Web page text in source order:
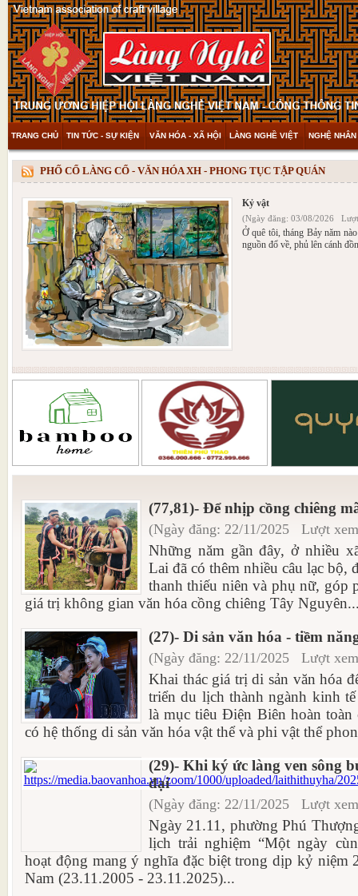
TRANG CHỦ TIN TỨC - SỰ KIỆN VĂN HÓA - XÃ HỘI LÀNG NGHỀ VIỆT NGHỆ
THAM KHẢO & KHÁM PHÁ VIDEO
PHỐ CỔ LÀNG CỔ - VĂN HÓA XH - PHONG TỤC TẬP QUÁN
Kỷ vật
(Ngày đăng: 03/08/2026
Ở quê tôi, tháng Bảy năm
nguồn đổ về, phủ lên cánh
(77,81)- Để nhịp cồng chiêng
(Ngày đăng: 22/11/2025 Lượt
Những năm gần đây, ở nhiều
Lai đã có thêm nhiều câu lạc bộ,
thanh thiếu niên và phụ nữ, góp
giá trị không gian văn hóa cồng chiêng Tây
(27)- Di sản văn hóa - tiềm
(Ngày đăng: 22/11/2025 Lượt
Khai thác giá trị di sản văn hóa
triển du lịch thành ngành kinh
là mục tiêu Điện Biên hoàn
có hệ thống di sản văn hóa vật thể và phi vật thể
(29)- Khi ký ức làng ven sông
đại
(Ngày đăng: 22/11/2025 Lượt
Ngày 21.11, phường Phú
lịch trải nghiệm “Một ngày
hoạt động mang ý nghĩa đặc biệt trong dịp kỷ niệm
Nam (23.11.2005 - 23.11.2025)...